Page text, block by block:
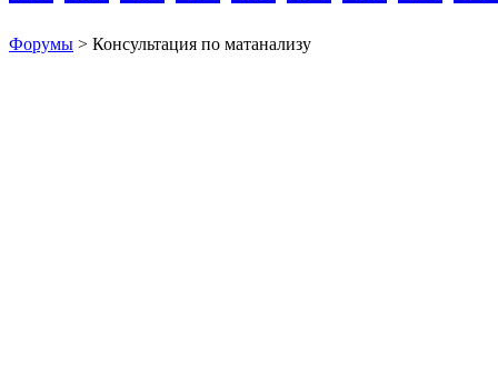
Форумы > Консультация по матанализу